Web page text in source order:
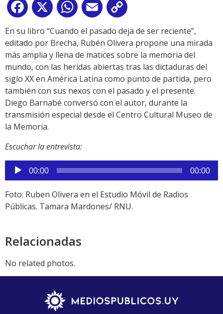
Facebook
X WhatsApp
Email
Link
En su libro “Cuando el pasado deja de ser reciente”,
editado por Brecha, Rubén Olivera propone una mirada
más amplia y llena de matices sobre la memoria del
mundo, con las heridas abiertas tras las dictaduras del
siglo XX en América Latina como punto de partida, pero
también con sus nexos con el pasado y el presente.
Diego Barnabé conversó con el autor, durante la
transmisión especial desde el Centro Cultural Museo de
la Memoria.
Escuchar la entrevista:
Reproductor
de
audio
00:00 00:00
Foto: Ruben Olivera en el Estudio Móvil de Radios
Públicas. Tamara Mardones/ RNU.
Relacionadas
No related photos.